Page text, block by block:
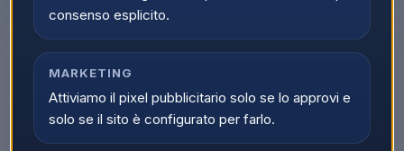
consenso esplicito.
MARKETING
Attiviamo il pixel pubblicitario solo se lo approvi e
solo se il sito è configurato per farlo.